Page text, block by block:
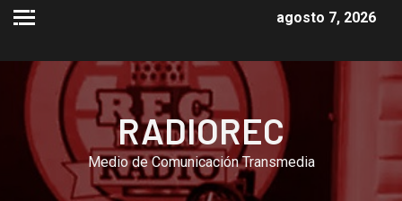
agosto 7, 2026
RADIOREC
Medio de Comunicación Transmedia